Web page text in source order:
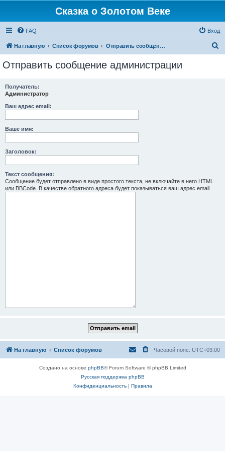
Сказка о Золотом Веке
FAQ Вход
На главную Список форумов Отправить сообщение администрации
Отправить сообщение администрации
Получатель:
Администратор
Ваш адрес email:
Ваше имя:
Заголовок:
Текст сообщения:
Сообщение будет отправлено в виде простого текста, не включайте в него HTML
или BBCode. В качестве обратного адреса будет показываться ваш адрес email.
На главную Список форумов Часовой пояс: UTC+03:00
Создано на основе phpBB® Forum Software © phpBB Limited
Русская поддержка phpBB
Конфиденциальность| Правила